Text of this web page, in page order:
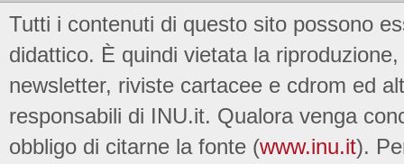
Tutti i contenuti di questo sito possono
didattico. È quindi vietata la
newsletter, riviste cartacee e cdrom ed
responsabili di INU.it. Qualora venga
obbligo di citarne la fonte (www.inu.it).